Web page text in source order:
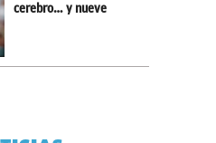
cerebro… y nueve